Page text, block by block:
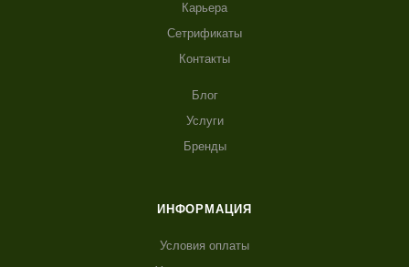
Карьера
Сетрификаты
Контакты
Блог
Услуги
Бренды
ИНФОРМАЦИЯ
Условия оплаты